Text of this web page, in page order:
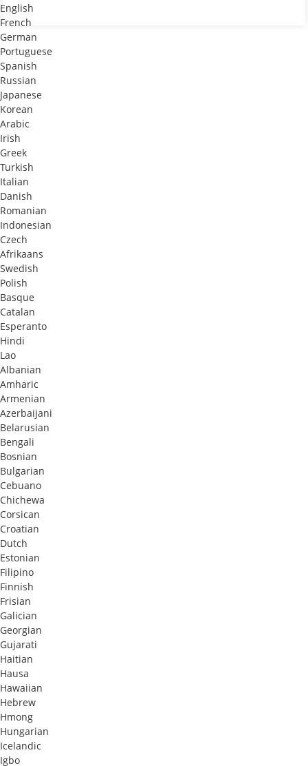
English
French
German
Portuguese
Spanish
Russian
Japanese
Korean
Arabic
Irish
Greek
Turkish
Italian
Danish
Romanian
Indonesian
Czech
Afrikaans
Swedish
Polish
Basque
Catalan
Esperanto
Hindi
Lao
Albanian
Amharic
Armenian
Azerbaijani
Belarusian
Bengali
Bosnian
Bulgarian
Cebuano
Chichewa
Corsican
Croatian
Dutch
Estonian
Filipino
Finnish
Frisian
Galician
Georgian
Gujarati
Haitian
Hausa
Hawaiian
Hebrew
Hmong
Hungarian
Icelandic
Igbo